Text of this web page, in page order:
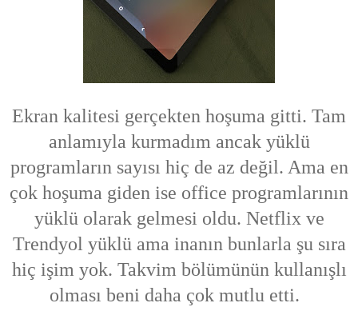
Ekran kalitesi gerçekten hoşuma gitti. Tam
anlamıyla kurmadım ancak yüklü
programların sayısı hiç de az değil. Ama en
çok hoşuma giden ise office programlarının
yüklü olarak gelmesi oldu. Netflix ve
Trendyol yüklü ama inanın bunlarla şu sıra
hiç işim yok. Takvim bölümünün kullanışlı
olması beni daha çok mutlu etti.